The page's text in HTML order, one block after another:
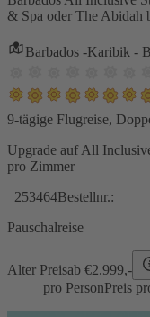
& Spa oder The Abidah
Barbados -Karibik -
9-tägige Flugreise,
Upgrade auf All
pro Zimmer
253464Bestellnr.:
Pauschalreise
Alter Preisab €2.999,-
pro PersonPreis